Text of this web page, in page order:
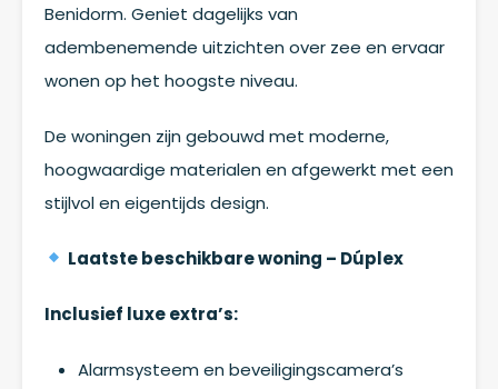
Benidorm. Geniet dagelijks van
adembenemende uitzichten over zee en ervaar
wonen op het hoogste niveau.
De woningen zijn gebouwd met moderne,
hoogwaardige materialen en afgewerkt met een
stijlvol en eigentijds design.
Laatste beschikbare woning – Dúplex
Inclusief luxe extra’s:
Alarmsysteem en beveiligingscamera’s